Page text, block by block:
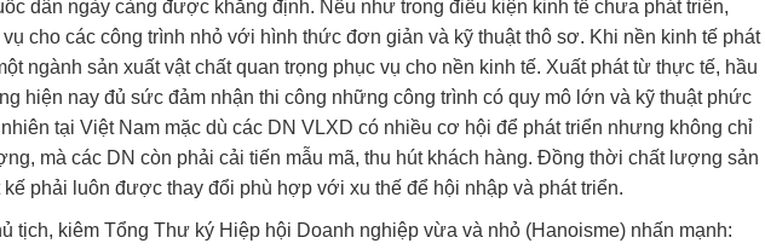
dân ngày càng được khẳng định. Nếu như trong điều kiện kinh tế chưa phát triển,
cho các công trình nhỏ với hình thức đơn giản và kỹ thuật thô sơ. Khi nền kinh tế phát
ngành sản xuất vật chất quan trọng phục vụ cho nền kinh tế. Xuất phát từ thực tế, hầu
hiện nay đủ sức đảm nhận thi công những công trình có quy mô lớn và kỹ thuật phức
tại Việt Nam mặc dù các DN VLXD có nhiều cơ hội để phát triển nhưng không chỉ
mà các DN còn phải cải tiến mẫu mã, thu hút khách hàng. Đồng thời chất lượng sản
phải luôn được thay đổi phù hợp với xu thế để hội nhập và phát triển.
tịch, kiêm Tổng Thư ký Hiệp hội Doanh nghiệp vừa và nhỏ (Hanoisme) nhấn mạnh: